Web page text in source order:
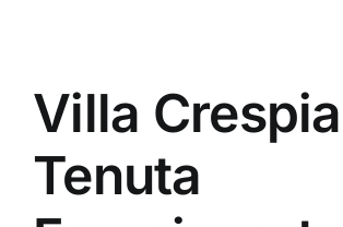
Villa Crespia
Tenuta